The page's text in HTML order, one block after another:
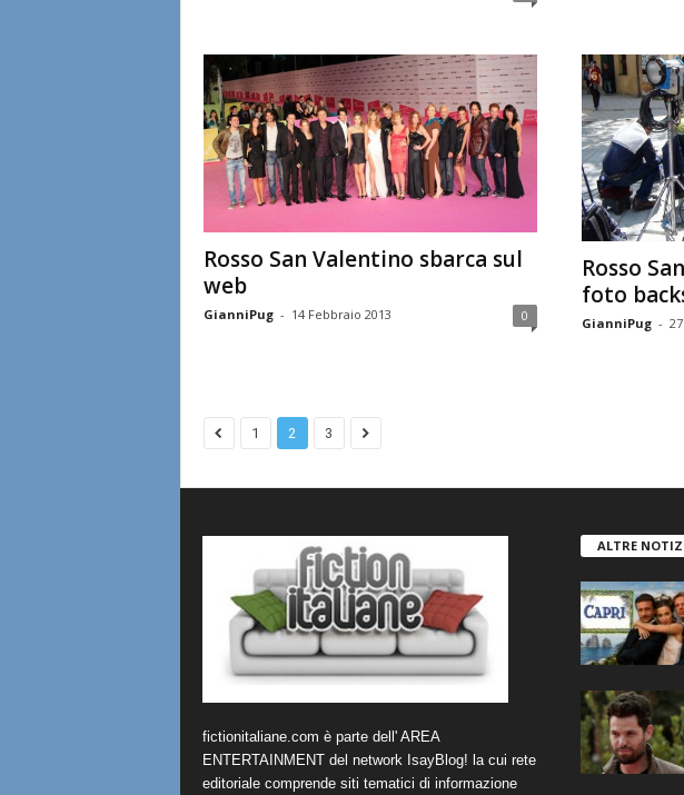
Rosso San Valentino sbarca sul
web
GianniPug - 14 Febbraio 2013 0
Rosso
foto
GianniPug -
1 2 3
fictionitaliane.com è parte dell' AREA
ENTERTAINMENT del network IsayBlog! la cui rete
editoriale comprende siti tematici di informazione
ALTRE